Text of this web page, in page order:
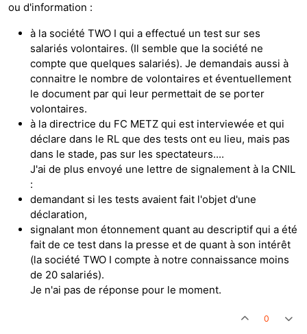
ou d'information :
à la société TWO I qui a effectué un test sur ses
salariés volontaires. (Il semble que la société ne
compte que quelques salariés). Je demandais aussi à
connaitre le nombre de volontaires et éventuellement
le document par qui leur permettait de se porter
volontaires.
à la directrice du FC METZ qui est interviewée et qui
déclare dans le RL que des tests ont eu lieu, mais pas
dans le stade, pas sur les spectateurs....
J'ai de plus envoyé une lettre de signalement à la CNIL
:
demandant si les tests avaient fait l'objet d'une
déclaration,
signalant mon étonnement quant au descriptif qui a été
fait de ce test dans la presse et de quant à son intérêt
(la société TWO I compte à notre connaissance moins
de 20 salariés).
Je n'ai pas de réponse pour le moment.
0